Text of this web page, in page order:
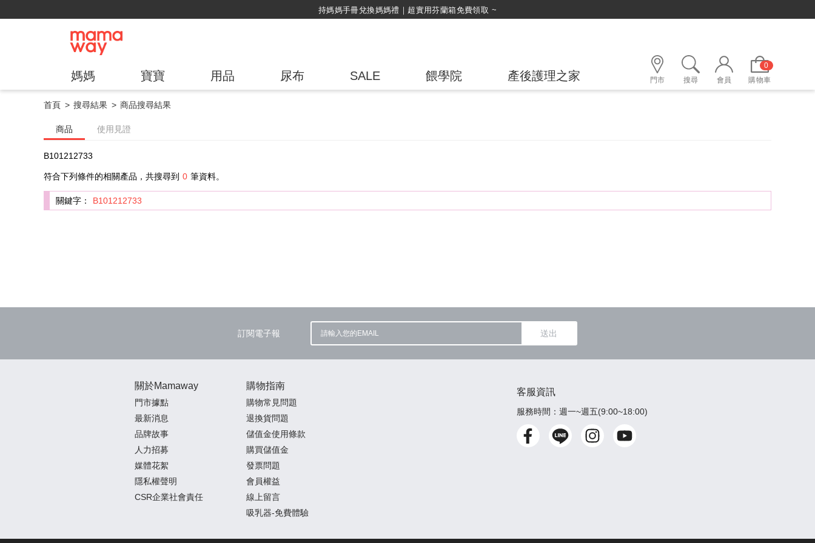
持媽媽手冊兌換媽媽禮｜超實用芬蘭箱免費領取 ~
媽媽 寶寶 用品 尿布 SALE 餵學院 產後護理之家 門市 搜尋 會員
0
購物車
首頁 搜尋結果 商品搜尋結果
商品 使用見證
B101212733
符合下列條件的相關產品，共搜尋到 0 筆資料。
關鍵字： B101212733
訂閱電子報 送出
關於Mamaway
門市據點
最新消息
品牌故事
人力招募
媒體花絮
隱私權聲明
CSR企業社會責任
購物指南
購物常見問題
退換貨問題
儲值金使用條款
購買儲值金
發票問題
會員權益
線上留言
吸乳器-免費體驗
客服資訊
服務時間：週一~週五(9:00~18:00)